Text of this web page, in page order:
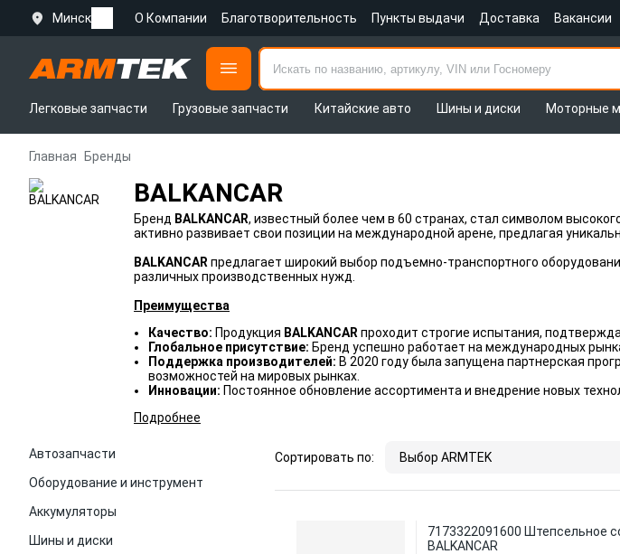
Минск О Компании Благотворительность Пункты выдачи Доставка Вакансии
Легковые запчасти
Грузовые запчасти Китайские авто Шины и диски Моторные
Главная Бренды
BALKANCAR
Бренд BALKANCAR, известный более чем в 60 странах, стал символом
активно развивает свои позиции на международной арене, предлагая
BALKANCAR предлагает широкий выбор подъемно-транспортного
различных производственных нужд.
Преимущества
Качество: Продукция BALKANCAR проходит строгие испытания,
Глобальное присутствие: Бренд успешно работает на международных
Поддержка производителей: В 2020 году была запущена партнерская
возможностей на мировых рынках.
Инновации: Постоянное обновление ассортимента и внедрение новых
Подробнее
Автозапчасти
Оборудование и инструмент
Аккумуляторы
Шины и диски
Сортировать по: Выбор ARMTEK
7173322091600 Штепсельное
BALKANCAR